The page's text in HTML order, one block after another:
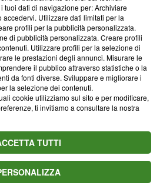
Via Carlo Frasca, 3 - 6900
0690258937
tuoi dati di navigazione per: Archiviare
Utilizzare dati limitati per la
profili per la pubblicità personalizzata.
di pubblicità personalizzata. Creare profili
Utilizzare profili per la selezione di
le prestazioni degli annunci. Misurare le
il pubblico attraverso statistiche o la
da fonti diverse. Sviluppare e migliorare i
la selezione dei contenuti.
cookie utilizziamo sul sito e per modificare,
ti invitiamo a consultare la nostra
TUTTI